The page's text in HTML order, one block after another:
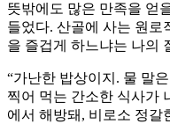
뜻밖에도 많은 만족을 얻
들었다. 산골에 사는 원로
을 즐겁게 하느냐는 나의
“가난한 밥상이지. 물 말
찍어 먹는 간소한 식사가
에서 해방돼, 비로소 정갈